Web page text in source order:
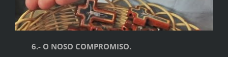
6.- O NOSO COMPROMISO.